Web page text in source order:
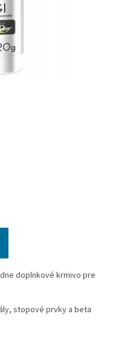
doplnkové krmivo pre
stopové prvky a beta